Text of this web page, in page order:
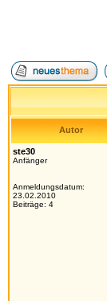
Autor
ste30
Anfänger
Anmeldungsdatum:
23.02.2010
Beiträge: 4